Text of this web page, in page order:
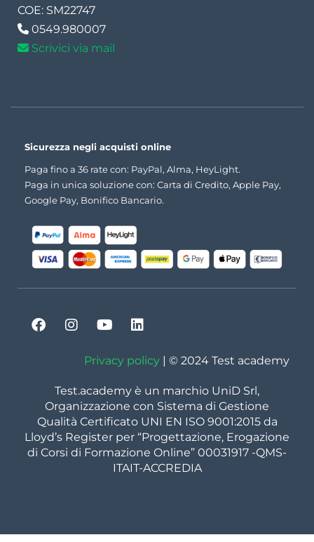
COE: SM22747
0549.980007
Scrivici via mail
Sicurezza negli acquisti online
Paga fino a 36 rate con: PayPal, Alma, HeyLight.
Paga in unica soluzione con: Carta di Credito, Apple Pay,
Google Pay, Bonifico Bancario.
Privacy policy | © 2024 Test academy
Test.academy è un marchio UniD Srl,
Organizzazione con Sistema di Gestione
Qualità Certificato UNI EN ISO 9001:2015 da
Lloyd’s Register per “Progettazione, Erogazione
di Corsi di Formazione Online” 00031917 -QMS-
ITAIT-ACCREDIA